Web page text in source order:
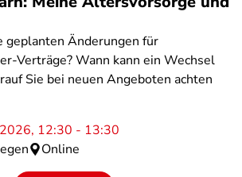
geplanten Änderungen für
Verträge? Wann kann ein Wechsel
Sie bei neuen Angeboten achten
12:30 - 13:30
Online